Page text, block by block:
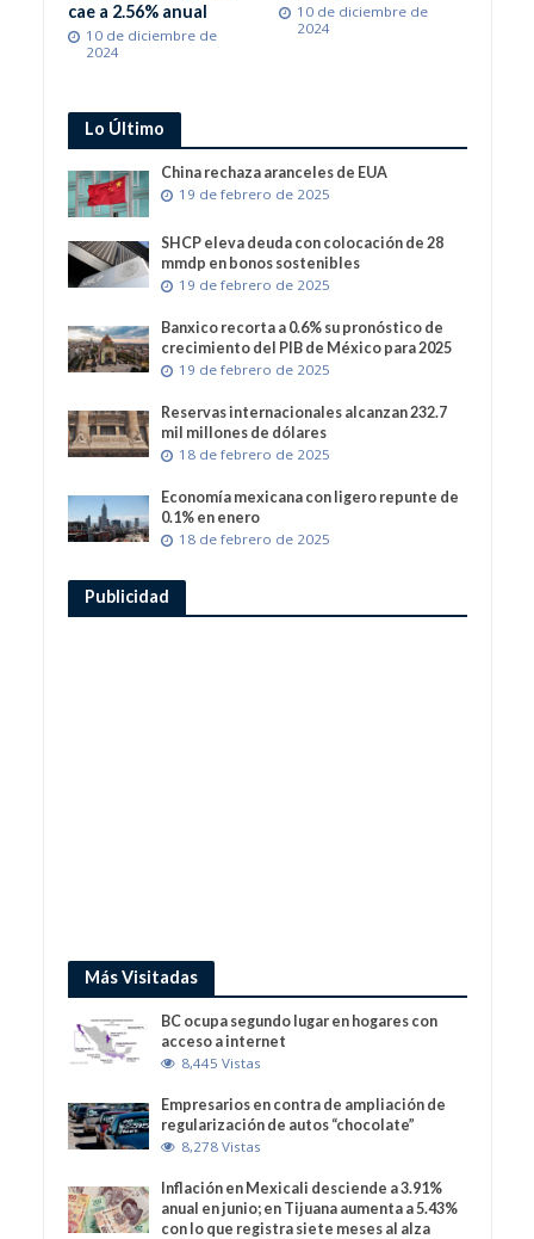
cae a 2.56% anual
10 de diciembre de
2024
10 de diciembre de
2024
Lo Último
China rechaza aranceles de EUA
19 de febrero de 2025
SHCP eleva deuda con colocación de 28
mmdp en bonos sostenibles
19 de febrero de 2025
Banxico recorta a 0.6% su pronóstico de
crecimiento del PIB de México para 2025
19 de febrero de 2025
Reservas internacionales alcanzan 232.7
mil millones de dólares
18 de febrero de 2025
Economía mexicana con ligero repunte de
0.1% en enero
18 de febrero de 2025
Publicidad
Más Visitadas
BC ocupa segundo lugar en hogares con
acceso a internet
8,445 Vistas
Empresarios en contra de ampliación de
regularización de autos “chocolate”
8,278 Vistas
Inflación en Mexicali desciende a 3.91%
anual en junio; en Tijuana aumenta a 5.43%
con lo que registra siete meses al alza